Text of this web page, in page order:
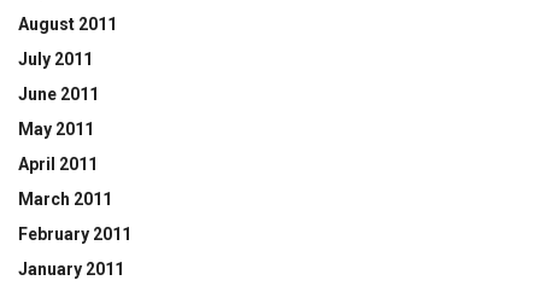
August 2011
July 2011
June 2011
May 2011
April 2011
March 2011
February 2011
January 2011